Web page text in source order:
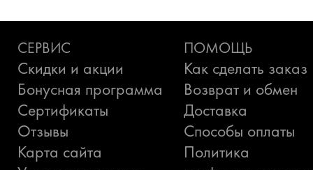
СЕРВИС
Скидки и акции
Бонусная программа
Сертификаты
Отзывы
Карта сайта
ПОМОЩЬ
Как сделать заказ
Возврат и обмен
Доставка
Способы оплаты
Политика